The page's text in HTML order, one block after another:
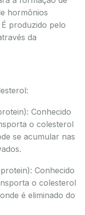
hormônios
produzido pelo
da
Conhecido
o colesterol
se acumular nas
Conhecido
o colesterol
é eliminado do